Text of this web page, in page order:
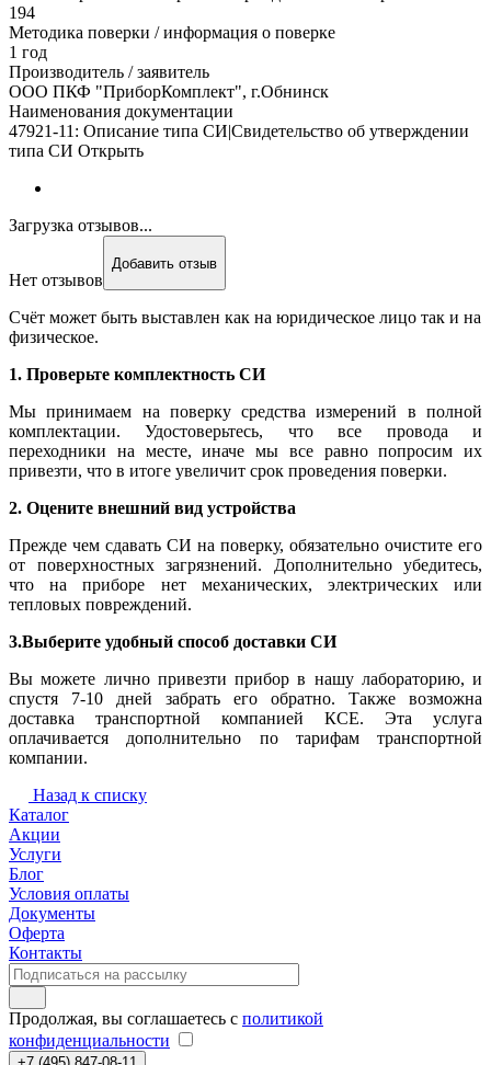
194
Методика поверки / информация о поверке
1 год
Производитель / заявитель
ООО ПКФ "ПриборКомплект", г.Обнинск
Наименования документации
47921-11: Описание типа СИ|Свидетельство об утверждении
типа СИ Открыть
Загрузка отзывов...
Нет отзывов
Добавить отзыв
Счёт может быть выставлен как на юридическое лицо так и на
физическое.
1. Проверьте комплектность СИ
Мы принимаем на поверку средства измерений в полной
комплектации. Удостоверьтесь, что все провода и
переходники на месте, иначе мы все равно попросим их
привезти, что в итоге увеличит срок проведения поверки.
2. Оцените внешний вид устройства
Прежде чем сдавать СИ на поверку, обязательно очистите его
от поверхностных загрязнений. Дополнительно убедитесь,
что на приборе нет механических, электрических или
тепловых повреждений.
3.Выберите удобный способ доставки СИ
Вы можете лично привезти прибор в нашу лабораторию, и
спустя 7-10 дней забрать его обратно. Также возможна
доставка транспортной компанией КСЕ. Эта услуга
оплачивается дополнительно по тарифам транспортной
компании.
Назад к списку
Каталог
Акции
Услуги
Блог
Условия оплаты
Документы
Оферта
Контакты
Продолжая, вы соглашаетесь с политикой
конфиденциальности